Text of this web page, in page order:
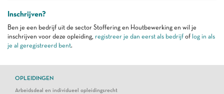
Inschrijven?
Ben je een bedrijf uit de sector Stoffering en Houtbewerking en wil je
inschrijven voor deze opleiding, registreer je dan eerst als bedrijf of log in als
je al geregistreerd bent.
OPLEIDINGEN
Arbeidsdeal en individueel opleidingsrecht